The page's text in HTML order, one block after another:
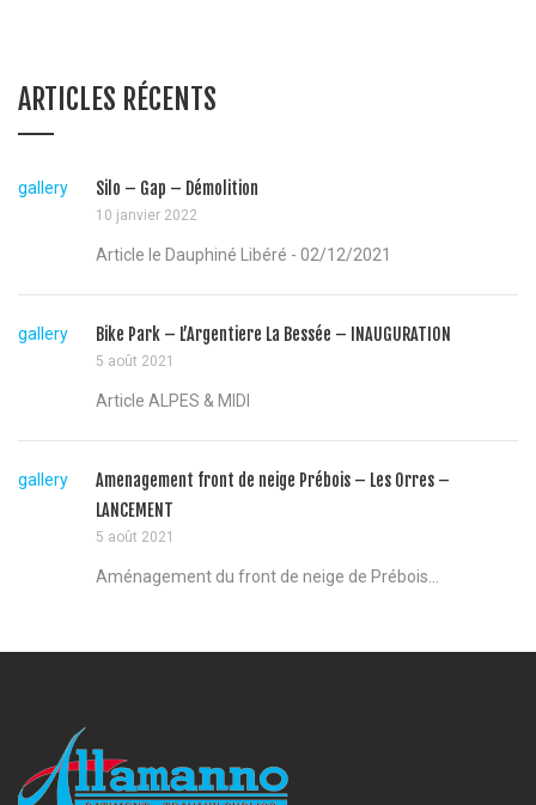
ARTICLES RÉCENTS
gallery Silo – Gap – Démolition
10 janvier 2022
Article le Dauphiné Libéré - 02/12/2021
gallery Bike Park – L’Argentiere La Bessée – INAUGURATION
5 août 2021
Article ALPES & MIDI
gallery
Amenagement front de neige Prébois – Les Orres –
LANCEMENT
5 août 2021
Aménagement du front de neige de Prébois...